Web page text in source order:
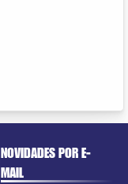
NOVIDADES POR E-
MAIL